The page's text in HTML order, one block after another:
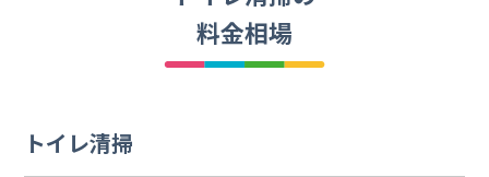
料金相場
トイレ清掃